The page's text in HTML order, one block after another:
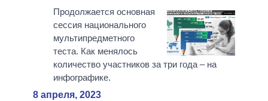
Продолжается основная
сессия национального
мультипредметного
теста. Как менялось
количество участников за три года – на
инфографике.
8 апреля, 2023